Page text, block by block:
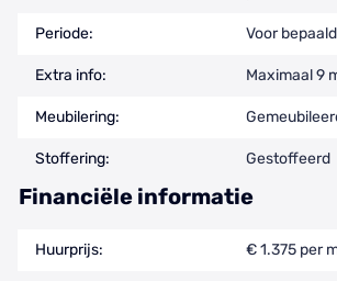
Periode: Voor
Extra info: Maximaal 9
Meubilering:
Stoffering: Gestoffeerd
Financiële informatie
Huurprijs: € 1.375 per